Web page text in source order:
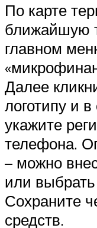
По карте
ближайшую
главном
Далее
логотипу и
укажите
телефона.
– можно
или
Сохраните
средств.